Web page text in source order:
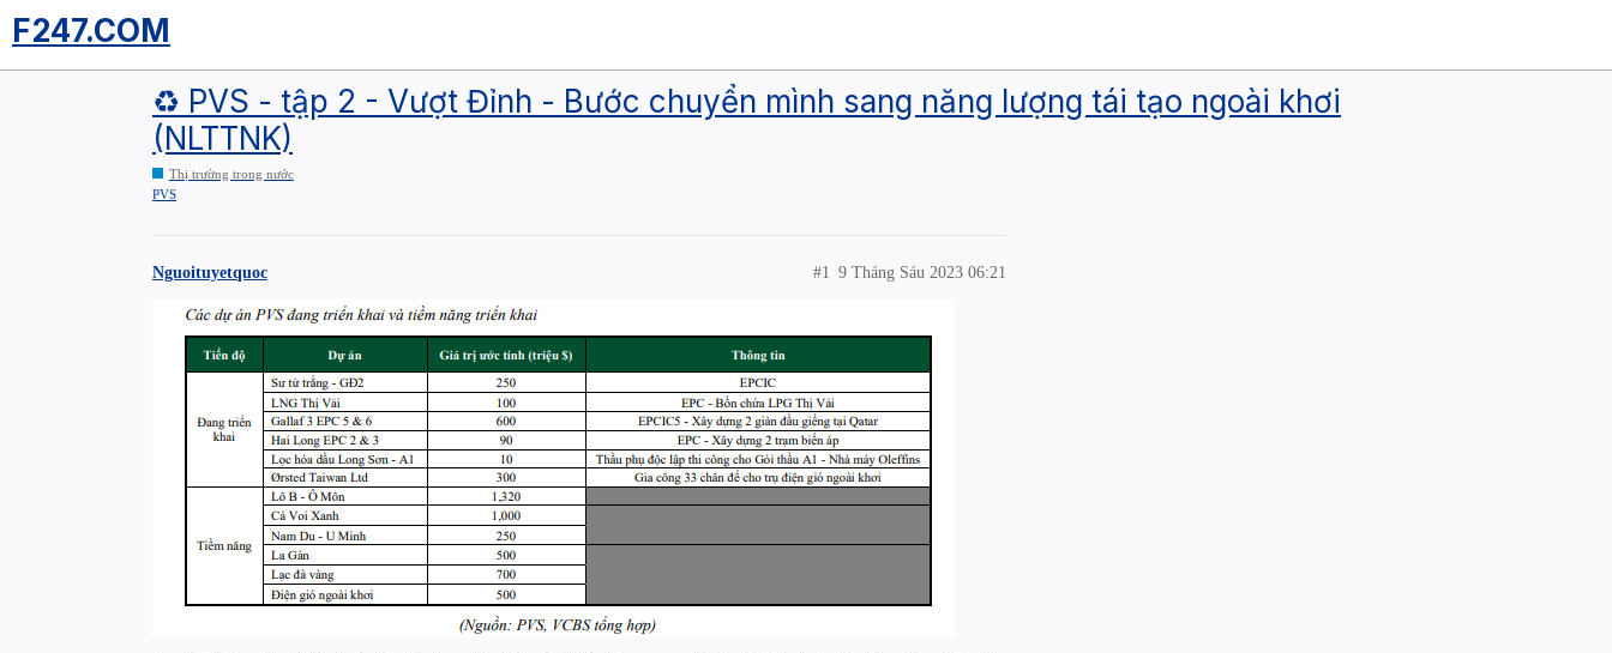
F247.COM
♻️ PVS - tập 2 - Vượt Đỉnh - Bước chuyển mình sang năng lượng tái tạo ngoài khơi
(NLTTNK)
Thị trường trong nước
PVS
Nguoituyetquoc 9 Tháng Sáu 2023 06:21
#1